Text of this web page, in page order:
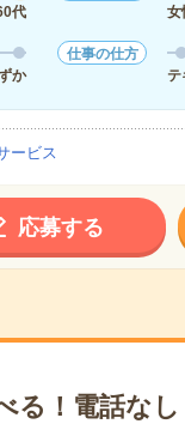
代
女
か
仕事の仕方
テ
ービス
応募する
る！電話な